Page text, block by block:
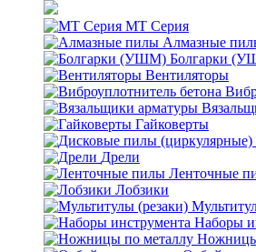
MT Серия
Алмазные
Болгарки
Вентиляторы
Гайковерты
Дрели
Ленточные
Лобзики
Наборы